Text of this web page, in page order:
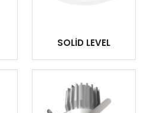
SOLİD LEVEL